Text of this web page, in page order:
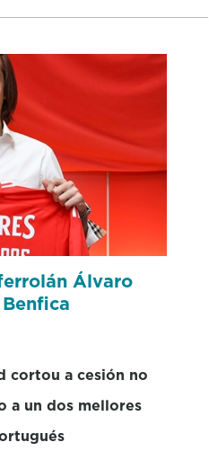
Álvaro
cortou a cesión no
a un dos mellores